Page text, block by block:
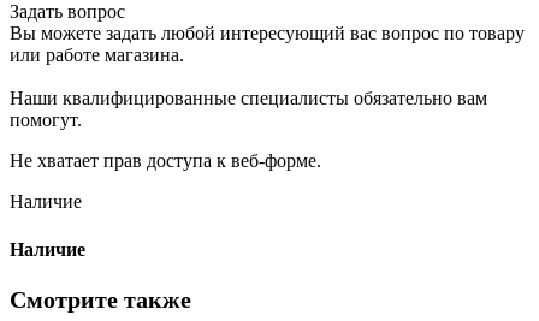
Задать вопрос
Вы можете задать любой интересующий вас вопрос по товару
или работе магазина.
Наши квалифицированные специалисты обязательно вам
помогут.
Не хватает прав доступа к веб-форме.
Наличие
Наличие
Смотрите также